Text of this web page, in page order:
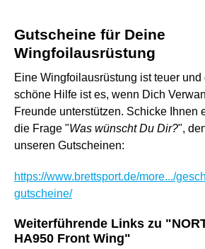
Gutscheine für Deine
Wingfoilausrüstung
Eine Wingfoilausrüstung ist teuer und
schöne Hilfe ist es, wenn Dich
Freunde unterstützen. Schicke Ihnen
die Frage "Was wünscht Du Dir?",
unseren Gutscheinen:
https://www.brettsport.de/more.../
gutscheine/
Weiterführende Links zu
HA950 Front Wing"